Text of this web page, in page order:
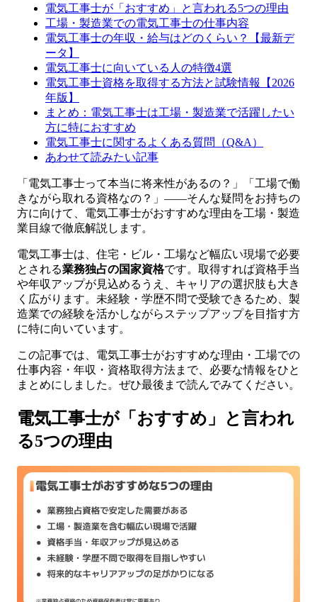
電気工事士が「おすすめ」と言われる5つの理由
工場・製造業での電気工事士の仕事内容
電気工事士の年収・給与はどのくらい？【最新デ
ータ】
電気工事士に向いている人の特徴4選
電気工事士資格を取得する方法と試験情報【2026
年版】
まとめ：電気工事士は工場・製造業で活躍したい
方に特におすすめ
電気工事士に関するよくある質問（Q&A）
あわせて読みたい記事
「電気工事士って本当に将来性があるの？」「工場で働
きながら取れる資格なの？」――そんな疑問をお持ちの
方に向けて、電気工事士がおすすめな理由を工場・製造
業目線で徹底解説します。
電気工事士は、住宅・ビル・工場など幅広い現場で必要
とされる業務独占の国家資格です。取得すれば資格手当
や年収アップが見込めるうえ、キャリアの選択肢も大き
く広がります。未経験・学歴不問で受験できるため、製
造業での経験を活かしながらステップアップを目指す方
に特に向いています。
この記事では、電気工事士がおすすめな理由・工場での
仕事内容・年収・資格取得方法まで、必要な情報をひと
まとめにしました。ぜひ最後まで読んでみてください。
電気工事士が「おすすめ」と言われ
る5つの理由